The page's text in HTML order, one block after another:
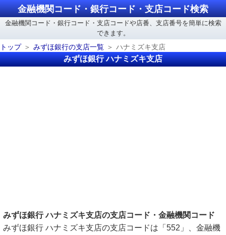
金融機関コード・銀行コード・支店コード検索
金融機関コード・銀行コード・支店コードや店番、支店番号を簡単に検索
できます。
トップ
みずほ銀行の支店一覧 ハナミズキ支店
みずほ銀行 ハナミズキ支店
みずほ銀行 ハナミズキ支店の支店コード・金融機関コード
みずほ銀行 ハナミズキ支店の支店コードは「552」、金融機